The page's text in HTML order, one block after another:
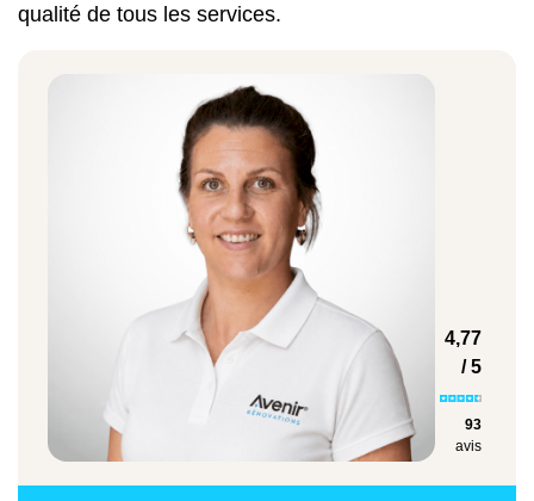
qualité de tous les services.
4,77
/ 5
93
avis